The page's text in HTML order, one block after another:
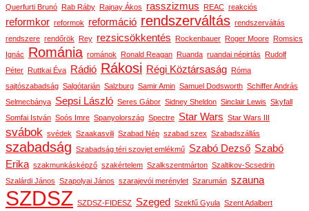
Querfurti Brunó
Rab Ráby Rajnay Ákos rasszizmus REAC reakciós
reformkor reformok reformáció rendszerváltás rendszerváltás
rendszere rendőrök Rey rezsicsökkentés Rockenbauer Roger Moore
Romsics
Ignác
Románia románok Ronald Reagan Ruanda ruandai népirtás
Rudolf
Péter
Ruttkai Éva Rádió Rákosi Régi Köztársaság
Róma
sajtószabadság Salgótarján Salzburg Samir Amin Samuel Dodsworth Schiffer András
Selmecbánya Sepsi László Seres Gábor Sidney Sheldon Sinclair Lewis Skyfall
Somfai István Soós Imre Spanyolország Spectre Star Wars Star Wars III
svábok svédek Szaakasvili Szabad Nép szabad szex Szabadszállás
szabadság Szabadság téri szovjet emlékmű Szabó Dezső Szabó
Erika szakmunkásképző szakértelem Szalkszentmárton Szaltikov-Scsedrin
Szalárdi János Szapolyai János szarajevói merénylet Szarumán szauna
SZDSZ SZDSZ-FIDESZ Szeged Szekfű Gyula Szent Adalbert